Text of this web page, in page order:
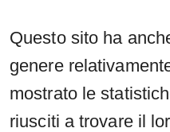
Questo sito ha
genere
mostrato le
riusciti a trovare il